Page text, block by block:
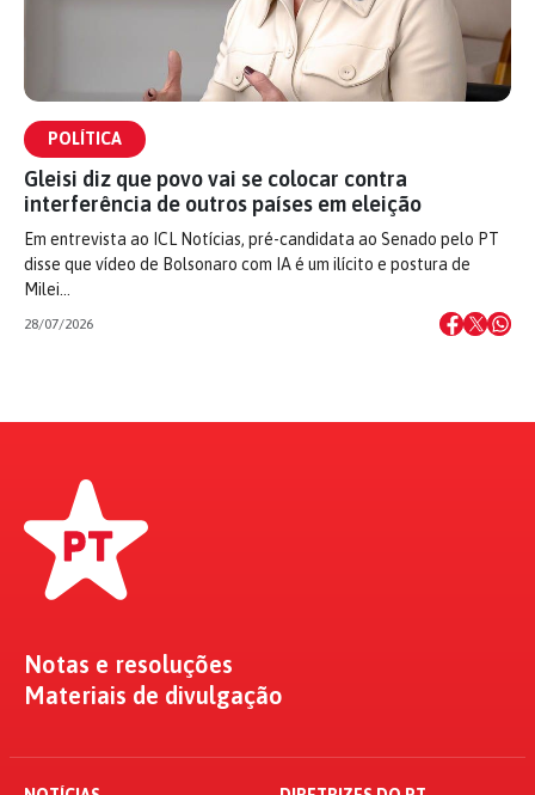
POLÍTICA
Gleisi diz que povo vai se colocar contra
interferência de outros países em eleição
Em entrevista ao ICL Notícias, pré-candidata ao Senado pelo PT
disse que vídeo de Bolsonaro com IA é um ilícito e postura de
Milei…
28/07/2026
Notas e resoluções
Materiais de divulgação